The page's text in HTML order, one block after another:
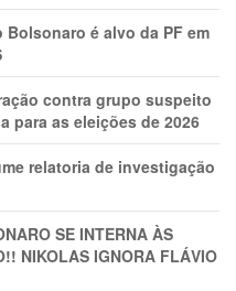
é alvo da PF em
contra grupo suspeito
para as eleições de 2026
relatoria de investigação
SE INTERNA ÀS
NIKOLAS IGNORA FLÁVIO